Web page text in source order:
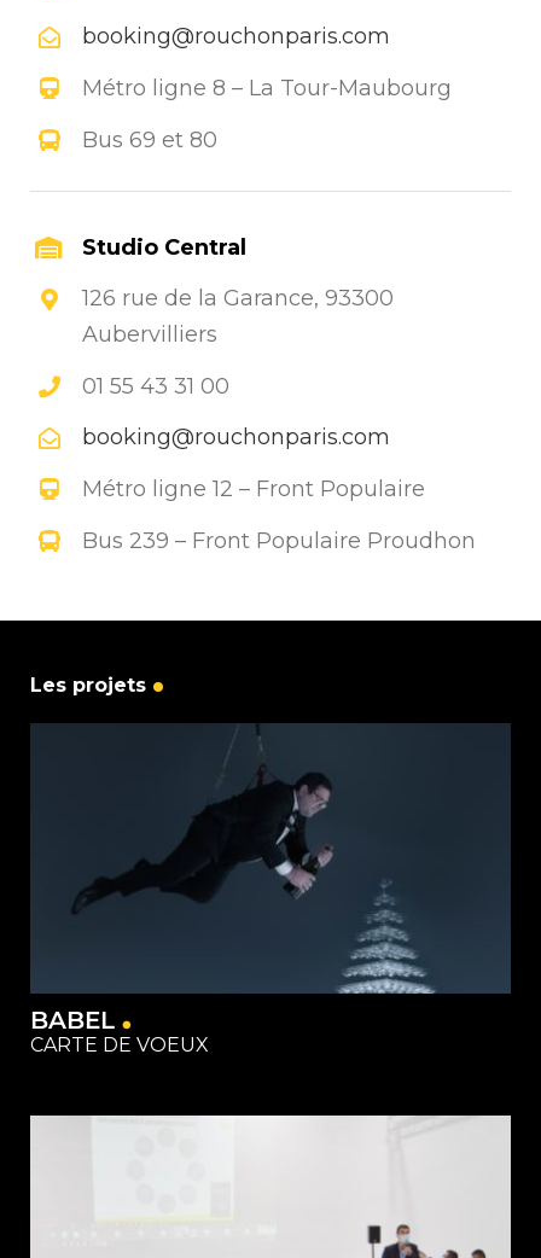
booking@rouchonparis.com
Métro ligne 8 – La Tour-Maubourg
Bus 69 et 80
Studio Central
126 rue de la Garance, 93300
Aubervilliers
01 55 43 31 00
booking@rouchonparis.com
Métro ligne 12 – Front Populaire
Bus 239 – Front Populaire Proudhon
Les projets
BABEL
CARTE DE VOEUX